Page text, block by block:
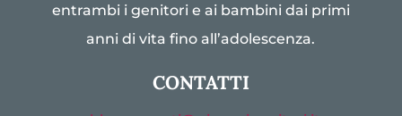
entrambi i genitori e ai bambini dai primi
anni di vita fino all’adolescenza.
CONTATTI